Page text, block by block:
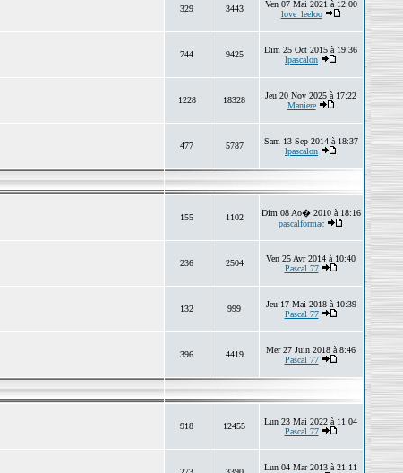
329 3443
Ven 07 Mai 2021 à 12:00
love_leeloo
744 9425
Dim 25 Oct 2015 à 19:36
lpascalon
1228 18328
Jeu 20 Nov 2025 à 17:22
Maniere
477 5787
Sam 13 Sep 2014 à 18:37
lpascalon
155 1102
Dim 08 Ao� 2010 à 18:16
pascalformac
236 2504
Ven 25 Avr 2014 à 10:40
Pascal 77
132 999
Jeu 17 Mai 2018 à 10:39
Pascal 77
396 4419
Mer 27 Juin 2018 à 8:46
Pascal 77
918 12455
Lun 23 Mai 2022 à 11:04
Pascal 77
Lun 04 Mar 2013 à 21:11